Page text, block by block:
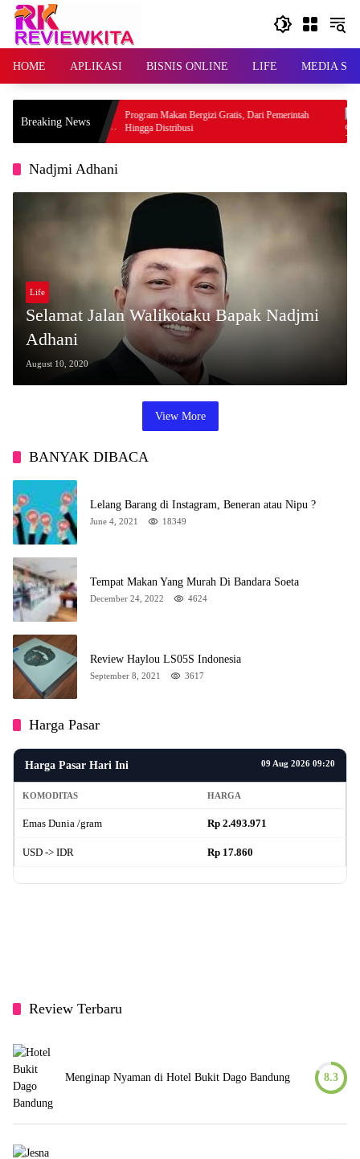
Skip
content
HOME APLIKASI BISNIS ONLINE LIFE MEDIA
Breaking News
Rating
Program Makan Bergizi Gratis, Dari Pemerintah
Hingga Distribusi
Nadjmi Adhani
Life
Selamat Jalan Walikotaku Bapak Nadjmi
Adhani
August 10, 2020
View More
BANYAK DIBACA
Lelang Barang di Instagram, Beneran atau Nipu ?
June 4, 2021 18349
Tempat Makan Yang Murah Di Bandara Soeta
December 24, 2022 4624
Review Haylou LS05S Indonesia
September 8, 2021 3617
Harga Pasar
Harga Pasar Hari Ini 09 Aug 2026 09:20
KOMODITAS HARGA
Emas Dunia /gram Rp 2.493.971
USD -> IDR Rp 17.860
Review Terbaru
Menginap Nyaman di Hotel Bukit Dago Bandung 8.3